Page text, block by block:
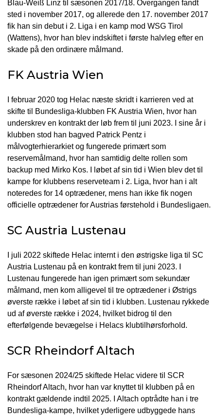
Blau-Weiß Linz til sæsonen 2017/18. Overgangen fandt
sted i november 2017, og allerede den 17. november 2017
fik han sin debut i 2. Liga i en kamp mod WSG Tirol
(Wattens), hvor han blev indskiftet i første halvleg efter en
skade på den ordinære målmand.
FK Austria Wien
I februar 2020 tog Helac næste skridt i karrieren ved at
skifte til Bundesliga-klubben FK Austria Wien, hvor han
underskrev en kontrakt der løb frem til juni 2023. I sine år i
klubben stod han bagved Patrick Pentz i
målvogterhierarkiet og fungerede primært som
reservemålmand, hvor han samtidig delte rollen som
backup med Mirko Kos. I løbet af sin tid i Wien blev det til
kampe for klubbens reserveteam i 2. Liga, hvor han i alt
noteredes for 14 optrædener, mens han ikke fik nogen
officielle optrædener for Austrias førstehold i Bundesligaen.
SC Austria Lustenau
I juli 2022 skiftede Helac internt i den østrigske liga til SC
Austria Lustenau på en kontrakt frem til juni 2023. I
Lustenau fungerede han igen primært som sekundær
målmand, men kom alligevel til tre optrædener i Østrigs
øverste række i løbet af sin tid i klubben. Lustenau rykkede
ud af øverste række i 2024, hvilket bidrog til den
efterfølgende bevægelse i Helacs klubtilhørsforhold.
SCR Rheindorf Altach
For sæsonen 2024/25 skiftede Helac videre til SCR
Rheindorf Altach, hvor han var knyttet til klubben på en
kontrakt gældende indtil 2025. I Altach optrådte han i tre
Bundesliga-kampe, hvilket yderligere udbyggede hans